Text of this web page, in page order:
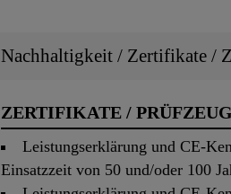
Nachhaltigkeit / Zertifikate /
ZERTIFIKATE /
Leistungserklärung und CE-
Einsatzzeit von 50 und/oder 100